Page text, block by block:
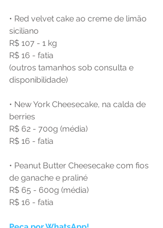
• Red velvet cake ao creme de limão
siciliano
R$ 107 - 1 kg
R$ 16 - fatia
(outros tamanhos sob consulta e
disponibilidade)
• New York Cheesecake, na calda de
berries
R$ 62 - 700g (média)
R$ 16 - fatia
• Peanut Butter Cheesecake com fios
de ganache e praliné
R$ 65 - 600g (média)
R$ 16 - fatia